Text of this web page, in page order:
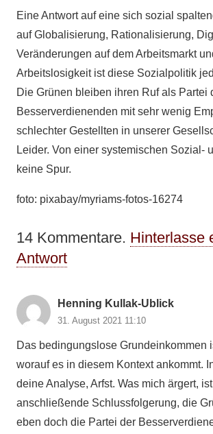
Eine Antwort auf eine sich sozial
auf Globalisierung, Rationalisierung,
Veränderungen auf dem Arbeitsmarkt
Arbeitslosigkeit ist diese Sozialpolitik
Die Grünen bleiben ihren Ruf als Partei
Besserverdienenden mit sehr wenig
schlechter Gestellten in unserer
Leider. Von einer systemischen Sozial-
keine Spur.
foto: pixabay/myriams-fotos-16274
14 Kommentare. Hinterlasse
Antwort
Henning Kullak-Ublick
31. August 2021 11:10
Das bedingungslose Grundeinkommen
worauf es in diesem Kontext ankommt.
deine Analyse, Arfst. Was mich ärgert,
anschließende Schlussfolgerung, die
eben doch die Partei der